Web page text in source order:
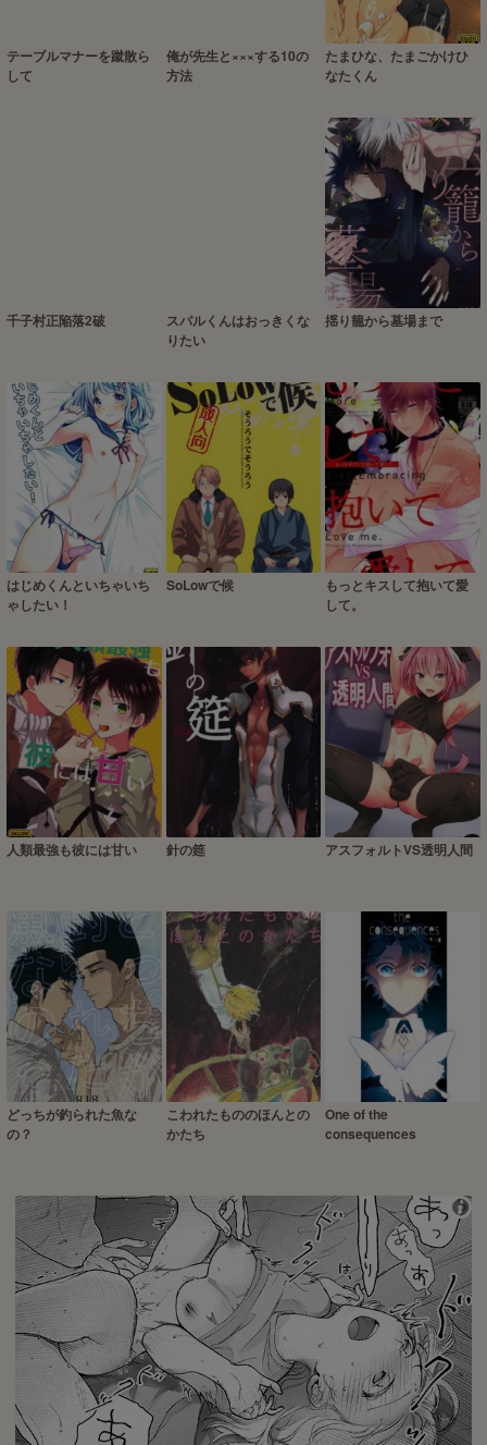
テーブルマナーを蹴散ら
して
俺が先生と×××する10の
方法
たまひな、たまごかけひ
なたくん
千子村正陥落2破
スバルくんはおっきくな
りたい
揺り籠から墓場まで
はじめくんといちゃいち
ゃしたい！
SoLowで候
もっとキスして抱いて愛
して。
人類最強も彼には甘い 針の筵 アスフォルトVS透明人間
どっちが釣られた魚な
の？
こわれたもののほんとの
かたち
One of the
consequences